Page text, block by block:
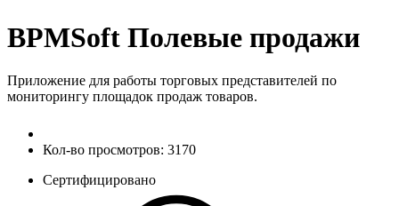
BPMSoft Полевые продажи
Приложение для работы торговых представителей по
мониторингу площадок продаж товаров.
Кол-во просмотров: 3170
Сертифицировано